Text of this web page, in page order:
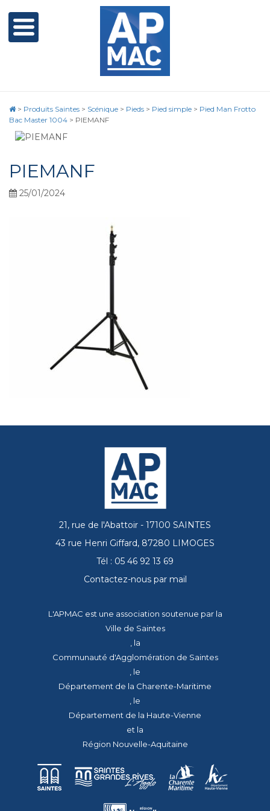
> Produits Saintes > Scénique > Pieds > Pied simple > Pied Man Frotto
Bac Master 1004 > PIEMANF
PIEMANF
25/01/2024
21, rue de l'Abattoir - 17100 SAINTES
43 rue Henri Giffard, 87280 LIMOGES
Tél : 05 46 92 13 69
Contactez-nous par mail
L'APMAC est une association soutenue par la
Ville de Saintes
, la
Communauté d'Agglomération de Saintes
, le
Département de la Charente-Maritime
, le
Département de la Haute-Vienne
et la
Région Nouvelle-Aquitaine